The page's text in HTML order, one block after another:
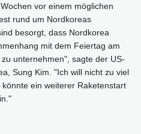
vor einem möglichen
rund um Nordkoreas
besorgt, dass Nordkorea
mit dem Feiertag am
unternehmen", sagte der US-
Sung Kim. "Ich will nicht zu viel
ein weiterer Raketenstart